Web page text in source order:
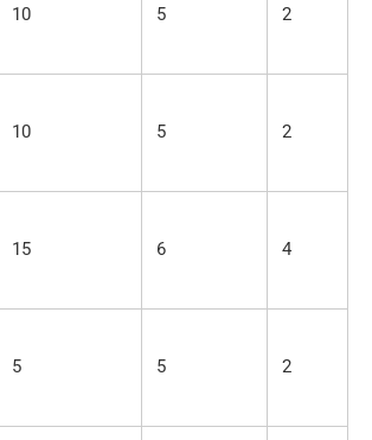
10 5 2
10 5 2
15 6 4
5 5 2